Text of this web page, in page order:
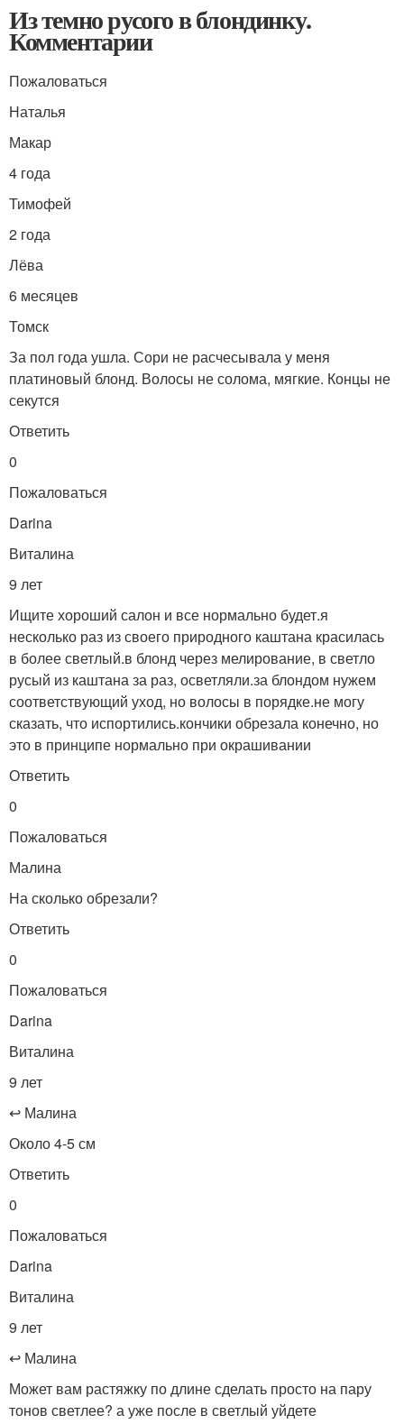
Из темно русого в блондинку.
Комментарии
Пожаловаться
Наталья
Макар
4 года
Тимофей
2 года
Лёва
6 месяцев
Томск
За пол года ушла. Сори не расчесывала у меня
платиновый блонд. Волосы не солома, мягкие. Концы не
секутся
Ответить
0
Пожаловаться
Darina
Виталина
9 лет
Ищите хороший салон и все нормально будет.я
несколько раз из своего природного каштана красилась
в более светлый.в блонд через мелирование, в светло
русый из каштана за раз, осветляли.за блондом нужем
соответствующий уход, но волосы в порядке.не могу
сказать, что испортились.кончики обрезала конечно, но
это в принципе нормально при окрашивании
Ответить
0
Пожаловаться
Малина
На сколько обрезали?
Ответить
0
Пожаловаться
Darina
Виталина
9 лет
↩ Малина
Около 4-5 см
Ответить
0
Пожаловаться
Darina
Виталина
9 лет
↩ Малина
Может вам растяжку по длине сделать просто на пару
тонов светлее? а уже после в светлый уйдете